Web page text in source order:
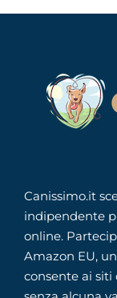
Canissimo.it
indipendente
online.
Amazon EU,
consente ai